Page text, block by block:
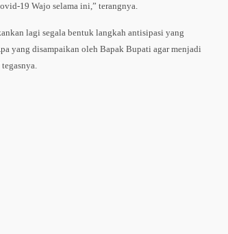
19 Wajo selama ini,” terangnya.
lagi segala bentuk langkah antisipasi yang
yang disampaikan oleh Bapak Bupati agar menjadi